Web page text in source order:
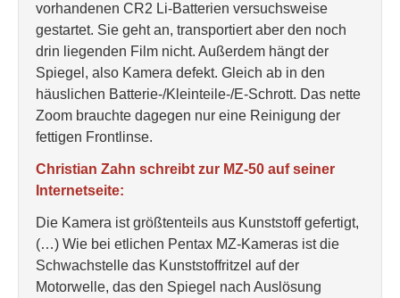
vorhandenen CR2 Li-Batterien versuchsweise
gestartet. Sie geht an, transportiert aber den noch
drin liegenden Film nicht. Außerdem hängt der
Spiegel, also Kamera defekt. Gleich ab in den
häuslichen Batterie-/Kleinteile-/E-Schrott. Das nette
Zoom brauchte dagegen nur eine Reinigung der
fettigen Frontlinse.
Christian Zahn schreibt zur MZ-50 auf seiner
Internetseite:
Die Kamera ist größtenteils aus Kunststoff gefertigt,
(…) Wie bei etlichen Pentax MZ-Kameras ist die
Schwachstelle das Kunststoffritzel auf der
Motorwelle, das den Spiegel nach Auslösung